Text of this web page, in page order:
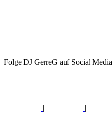
Folge DJ GerreG auf Social Media
| |